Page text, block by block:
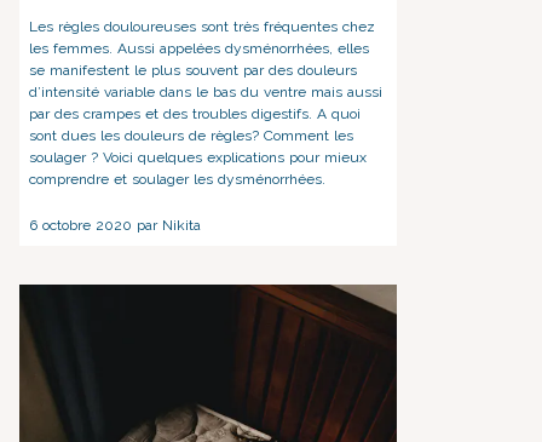
Les règles douloureuses sont très fréquentes chez
les femmes. Aussi appelées dysménorrhées, elles
se manifestent le plus souvent par des douleurs
d’intensité variable dans le bas du ventre mais aussi
par des crampes et des troubles digestifs. A quoi
sont dues les douleurs de règles? Comment les
soulager ? Voici quelques explications pour mieux
comprendre et soulager les dysménorrhées.
6 octobre 2020 par Nikita